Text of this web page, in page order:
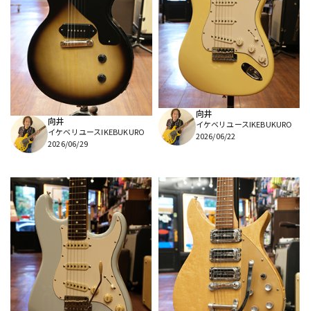
向井
イケベリユースIKEBUKURO
2026/06/29
向井
イケベリユースIKEBUKURO
2026/06/22